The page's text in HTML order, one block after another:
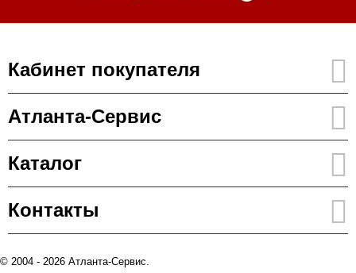
Кабинет покупателя
Атланта-Сервис
Каталог
Контакты
© 2004 - 2026 Атланта-Сервис.